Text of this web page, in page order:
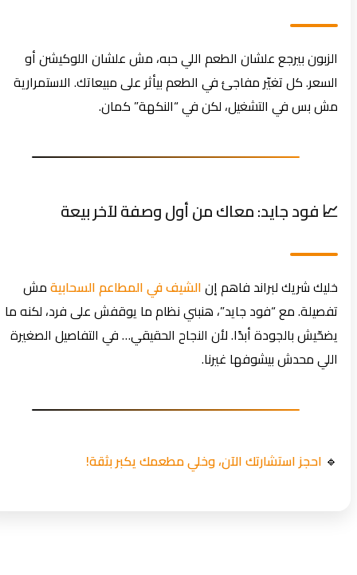
الزبون بيرجع علشان الطعم اللي حبه، مش علشان اللوكيشن أو
السعر. كل تغيّر مفاجئ في الطعم بيأثر على مبيعاتك. الاستمرارية
مش بس في التشغيل، لكن في “النكهة” كمان.
📈 فود جايد: معاك من أول وصفة لآخر بيعة
خليك شريك لبراند فاهم إنالشيف في المطاعم السحابيةمش
تفصيلة. مع “فود جايد”، هنبني نظام ما يوقفش على فرد، لكنه ما
يضحّيش بالجودة أبدًا. لأن النجاح الحقيقي… في التفاصيل الصغيرة
اللي محدش بيشوفها غيرنا.
احجز استشارتك الآن، وخلي مطعمك يكبر بثقة!